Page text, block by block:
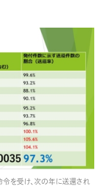
を受け、次の年に送還され